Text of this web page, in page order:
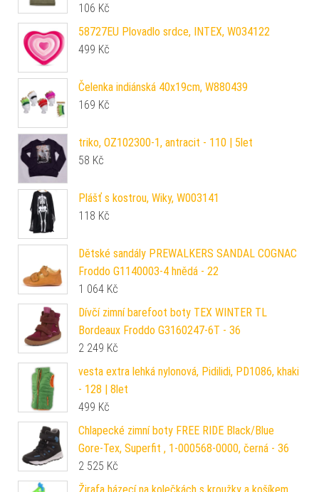
106 Kč
58727EU Plovadlo srdce, INTEX, W034122
499 Kč
Čelenka indiánská 40x19cm, W880439
169 Kč
triko, OZ102300-1, antracit - 110 | 5let
58 Kč
Plášť s kostrou, Wiky, W003141
118 Kč
Dětské sandály PREWALKERS SANDAL COGNAC
Froddo G1140003-4 hnědá - 22
1 064 Kč
Dívčí zimní barefoot boty TEX WINTER TL
Bordeaux Froddo G3160247-6T - 36
2 249 Kč
vesta extra lehká nylonová, Pidilidi, PD1086, khaki
- 128 | 8let
499 Kč
Chlapecké zimní boty FREE RIDE Black/Blue
Gore-Tex, Superfit , 1-000568-0000, černá - 36
2 525 Kč